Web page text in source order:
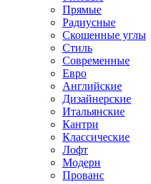
Прямые
Радиусные
Скошенные углы
Стиль
Современные
Евро
Английские
Дизайнерские
Итальянские
Кантри
Классические
Лофт
Модерн
Прованс